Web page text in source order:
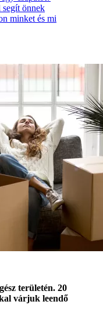
segít önnek
minket és mi
területén. 20
várjuk leendő